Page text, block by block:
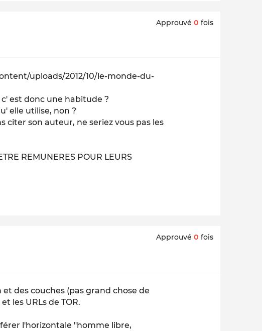
Approuvé 0 fois
uploads/2012/10/le-monde-du-
est donc une habitude ?
elle utilise, non ?
citer son auteur, ne seriez vous pas les
REMUNERES POUR LEURS
Approuvé 0 fois
des couches (pas grand chose de
les URLs de TOR.
l'horizontale "homme libre,